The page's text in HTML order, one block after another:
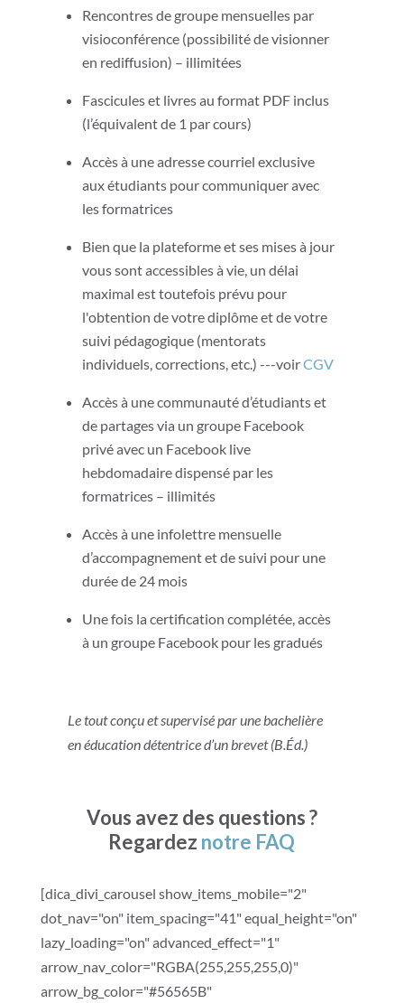
Rencontres de groupe mensuelles par
visioconférence (possibilité de visionner
en rediffusion) – illimitées
Fascicules et livres au format PDF inclus
(l’équivalent de 1 par cours)
Accès à une adresse courriel exclusive
aux étudiants pour communiquer avec
les formatrices
Bien que la plateforme et ses mises à jour
vous sont accessibles à vie, un délai
maximal est toutefois prévu pour
l'obtention de votre diplôme et de votre
suivi pédagogique (mentorats
individuels, corrections, etc.) ---voirCGV
Accès à une communauté d’étudiants et
de partages via un groupe Facebook
privé avec un Facebook live
hebdomadaire dispensé par les
formatrices – illimités
Accès à une infolettre mensuelle
d’accompagnement et de suivi pour une
durée de 24 mois
Une fois la certification complétée, accès
à un groupe Facebook pour les gradués
Le tout conçu et supervisé par une bachelière
en éducation détentrice d’un brevet (B.Éd.)
Vous avez des questions ?
Regardez notre FAQ
[dica_divi_carousel show_items_mobile="2"
dot_nav="on" item_spacing="41" equal_height="on"
lazy_loading="on" advanced_effect="1"
arrow_nav_color="RGBA(255,255,255,0)"
arrow_bg_color="#56565B"